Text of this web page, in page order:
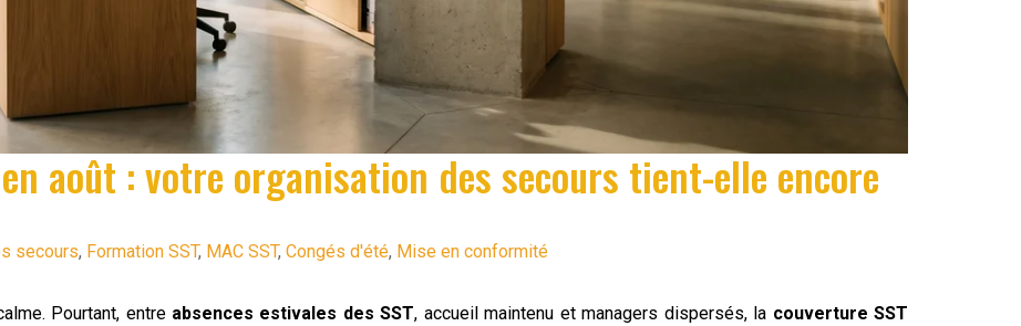
août : votre organisation des secours tient-elle encore
secours, Formation SST, MAC SST, Congés d'été, Mise en conformité
Pourtant, entre absences estivales des SST, accueil maintenu et managers dispersés, la couverture SST